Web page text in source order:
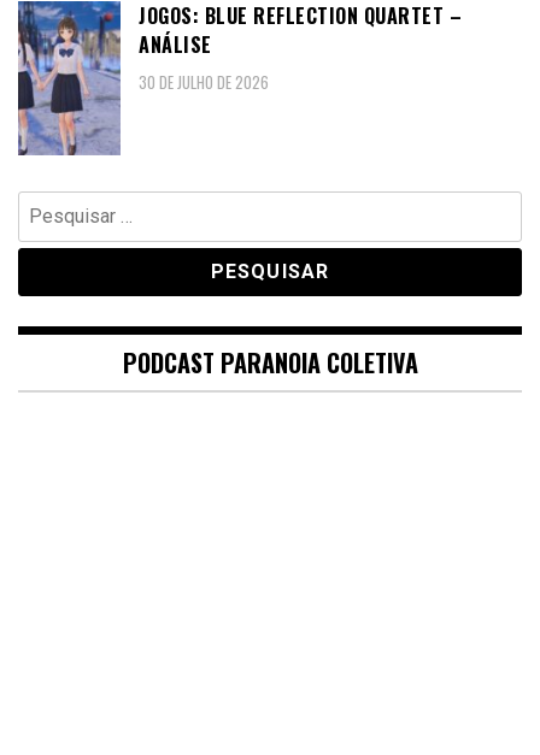
JOGOS: BLUE REFLECTION QUARTET –
ANÁLISE
30 DE JULHO DE 2026
Pesquisar
por:
PODCAST PARANOIA COLETIVA